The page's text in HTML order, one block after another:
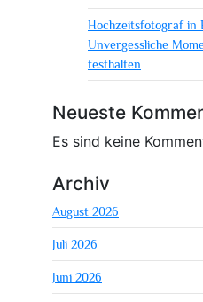
Hochzeitsfotograf in
Unvergessliche
festhalten
Neueste
Es sind keine
Archiv
August 2026
Juli 2026
Juni 2026